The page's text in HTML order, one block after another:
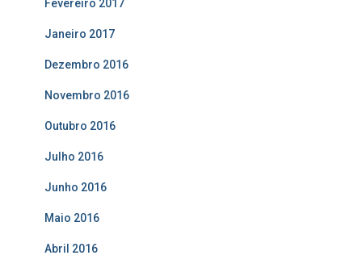
Fevereiro 2017
Janeiro 2017
Dezembro 2016
Novembro 2016
Outubro 2016
Julho 2016
Junho 2016
Maio 2016
Abril 2016